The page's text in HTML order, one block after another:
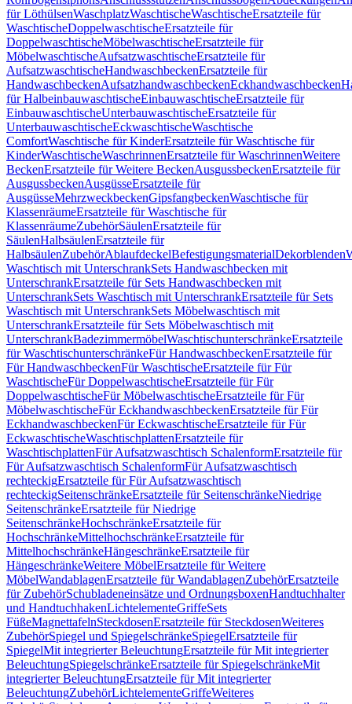
für LöthülsenWaschplatzWaschtischeWaschtischeErsatzteile für
WaschtischeDoppelwaschtischeErsatzteile für
DoppelwaschtischeMöbelwaschtischeErsatzteile für
MöbelwaschtischeAufsatzwaschtischeErsatzteile für
AufsatzwaschtischeHandwaschbeckenErsatzteile für
HandwaschbeckenAufsatzhandwaschbeckenEckhandwaschbecken
für HalbeinbauwaschtischeEinbauwaschtischeErsatzteile für
EinbauwaschtischeUnterbauwaschtischeErsatzteile für
UnterbauwaschtischeEckwaschtischeWaschtische
ComfortWaschtische für KinderErsatzteile für Waschtische für
KinderWaschtischeWaschrinnenErsatzteile für WaschrinnenWeitere
BeckenErsatzteile für Weitere BeckenAusgussbeckenErsatzteile für
AusgussbeckenAusgüsseErsatzteile für
AusgüsseMehrzweckbeckenGipsfangbeckenWaschtische für
KlassenräumeErsatzteile für Waschtische für
KlassenräumeZubehörSäulenErsatzteile für
SäulenHalbsäulenErsatzteile für
HalbsäulenZubehörAblaufdeckelBefestigungsmaterialDekorblenden
Waschtisch mit UnterschrankSets Handwaschbecken mit
UnterschrankErsatzteile für Sets Handwaschbecken mit
UnterschrankSets Waschtisch mit UnterschrankErsatzteile für Sets
Waschtisch mit UnterschrankSets Möbelwaschtisch mit
UnterschrankErsatzteile für Sets Möbelwaschtisch mit
UnterschrankBadezimmermöbelWaschtischunterschränkeErsatzteile
für WaschtischunterschränkeFür HandwaschbeckenErsatzteile für
Für HandwaschbeckenFür WaschtischeErsatzteile für Für
WaschtischeFür DoppelwaschtischeErsatzteile für Für
DoppelwaschtischeFür MöbelwaschtischeErsatzteile für Für
MöbelwaschtischeFür EckhandwaschbeckenErsatzteile für Für
EckhandwaschbeckenFür EckwaschtischeErsatzteile für Für
EckwaschtischeWaschtischplattenErsatzteile für
WaschtischplattenFür Aufsatzwaschtisch SchalenformErsatzteile für
Für Aufsatzwaschtisch SchalenformFür Aufsatzwaschtisch
rechteckigErsatzteile für Für Aufsatzwaschtisch
rechteckigSeitenschränkeErsatzteile für SeitenschränkeNiedrige
SeitenschränkeErsatzteile für Niedrige
SeitenschränkeHochschränkeErsatzteile für
HochschränkeMittelhochschränkeErsatzteile für
MittelhochschränkeHängeschränkeErsatzteile für
HängeschränkeWeitere MöbelErsatzteile für Weitere
MöbelWandablagenErsatzteile für WandablagenZubehörErsatzteile
für ZubehörSchubladeneinsätze und OrdnungsboxenHandtuchhalter
und HandtuchhakenLichtelementeGriffeSets
FüßeMagnettafelnSteckdosenErsatzteile für SteckdosenWeiteres
ZubehörSpiegel und SpiegelschränkeSpiegelErsatzteile für
SpiegelMit integrierter BeleuchtungErsatzteile für Mit integrierter
BeleuchtungSpiegelschränkeErsatzteile für SpiegelschränkeMit
integrierter BeleuchtungErsatzteile für Mit integrierter
BeleuchtungZubehörLichtelementeGriffeWeiteres